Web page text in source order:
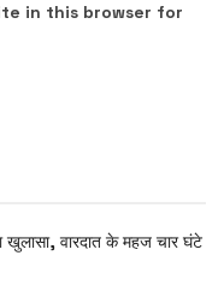
in this browser for
खुलासा, वारदात के महज चार घंटे